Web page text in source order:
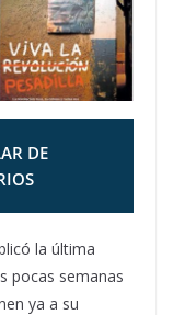
DE
la última
pocas semanas
ya a su